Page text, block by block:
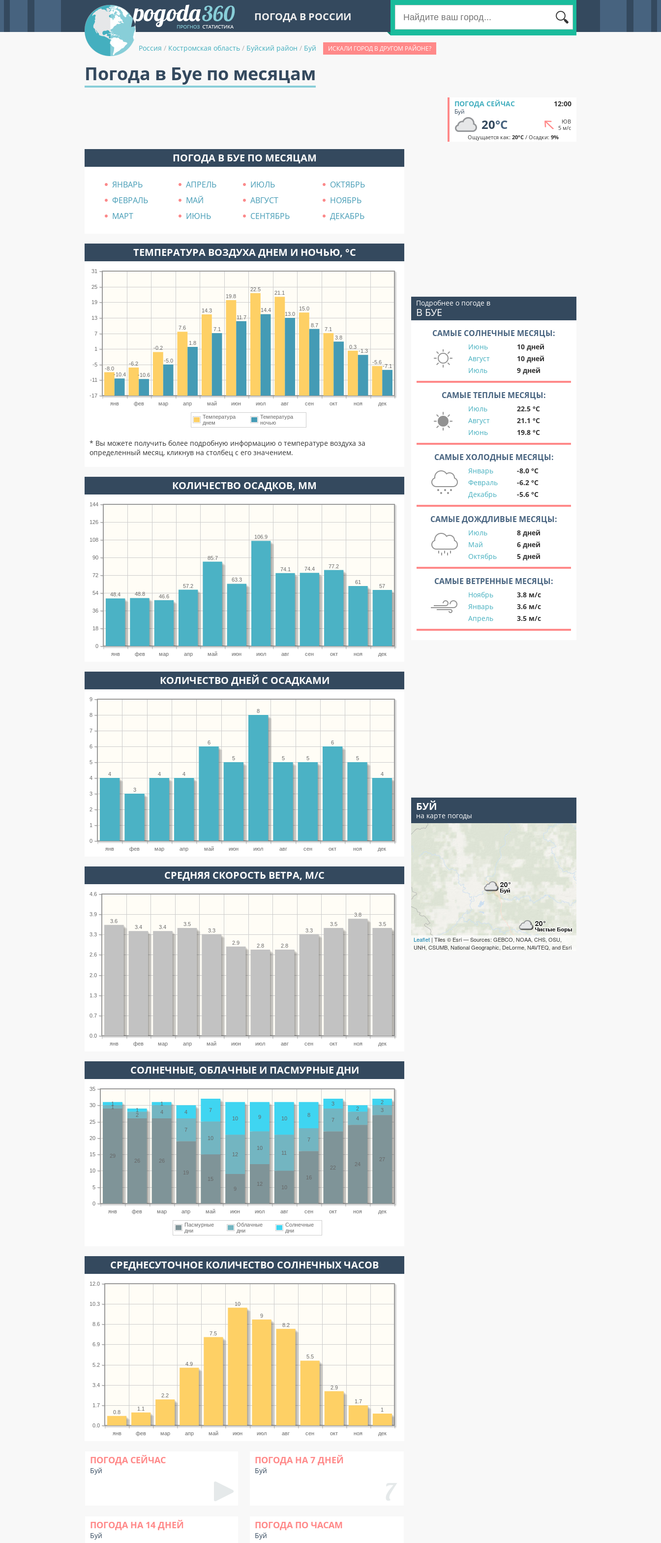
ПОГОДА В РОССИИ
Россия / Костромская область / Буйский район / Буй ИСКАЛИ ГОРОД В ДРУГОМ РАЙОНЕ?
Погода в Буе по месяцам
ПОГОДА СЕЙЧАС 12:00
Буй
20°C
ЮВ
5 м/с
Ощущается как: 20°C/ Осадки: 9%
ПОГОДА В БУЕ ПО МЕСЯЦАМ
ЯНВАРЬ АПРЕЛЬ ИЮЛЬ
ОКТЯБРЬ
ФЕВРАЛЬ
МАЙ АВГУСТ
НОЯБРЬ
МАРТ
ИЮНЬ СЕНТЯБРЬ ДЕКАБРЬ
ТЕМПЕРАТУРА ВОЗДУХА ДНЕМ И НОЧЬЮ, °C
янв фев мар апр май июн июл авг сен окт ноя дек
-17
-11
-5
1
7
13
19
25
31
-5.6
0.3
7.1
15.0
21.1
22.5
19.8
14.3
7.6
-0.2
-6.2
-8.0 -7.1
-1.3
3.8
8.7
13.0
14.4
11.7
7.1
1.8
-5.0
-10.6
-10.4
Температура
днем
Температура
ночью
* Вы можете получить более подробную информацию о температуре воздуха за
определенный месяц, кликнув на столбец с его значением.
КОЛИЧЕСТВО ОСАДКОВ, ММ
янв фев мар апр май июн июл авг сен окт ноя дек
0
18
36
54
72
90
108
126
144
57
61
77.2
74.4
74.1
106.9
63.3
85.7
57.2
46.6
48.8
48.4
КОЛИЧЕСТВО ДНЕЙ С ОСАДКАМИ
янв фев мар апр май июн июл авг сен окт ноя дек
0
1
2
3
4
5
6
7
8
9
4
5
6
5
5
8
5
6
4
4
3
4
СРЕДНЯЯ СКОРОСТЬ ВЕТРА, М/С
янв фев мар апр май июн июл авг сен окт ноя дек
0.0
0.7
1.3
2.0
2.6
3.3
3.9
4.6
3.5
3.8
3.5
3.3
2.8
2.8
2.9
3.3
3.5
3.4
3.4
3.6
CОЛНЕЧНЫЕ, ОБЛАЧНЫЕ И ПАСМУРНЫЕ ДНИ
янв фев мар апр май июн июл авг сен окт ноя дек
0
5
10
15
20
25
30
35
27
24
22
16
10
12
9
15
19
26
26
29
3
4
7
7
11
10
12
10
7
4
2
1
2
2
3
8
10
9
10
7
4
1
1
1
Пасмурные
дни
Облачные
дни
Солнечные
дни
СРЕДНЕСУТОЧНОЕ КОЛИЧЕСТВО СОЛНЕЧНЫХ ЧАСОВ
янв фев мар апр май июн июл авг сен окт ноя дек
0.0
1.7
3.4
5.2
6.9
8.6
10.3
12.0
1
1.7
2.9
5.5
8.2
9
10
7.5
4.9
2.2
1.1
0.8
ПОГОДА СЕЙЧАС
Буй
ПОГОДА НА 7 ДНЕЙ
Буй
ПОГОДА НА 14 ДНЕЙ
Буй
ПОГОДА ПО ЧАСАМ
Буй
Подробнее о погоде в
В БУЕ
САМЫЕ СОЛНЕЧНЫЕ МЕСЯЦЫ:
Июнь
10 дней
Август
10 дней
Июль
9 дней
САМЫЕ ТЕПЛЫЕ МЕСЯЦЫ:
Июль
22.5 °C
Август
21.1 °C
Июнь
19.8 °C
САМЫЕ ХОЛОДНЫЕ МЕСЯЦЫ:
Январь
-8.0 °C
Февраль
-6.2 °C
Декабрь
-5.6 °C
САМЫЕ ДОЖДЛИВЫЕ МЕСЯЦЫ:
Июль
8 дней
Май
6 дней
Октябрь
5 дней
САМЫЕ ВЕТРЕННЫЕ МЕСЯЦЫ:
Ноябрь
3.8 м/с
Январь
3.6 м/с
Апрель
3.5 м/с
БУЙ
на карте погоды
Leaflet | Tiles © Esri — Sources: GEBCO, NOAA, CHS, OSU,
UNH, CSUMB, National Geographic, DeLorme, NAVTEQ, and Esri